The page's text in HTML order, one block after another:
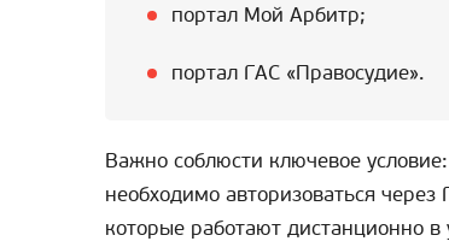
портал Мой Арбитр;
портал ГАС «Правосудие».
Важно соблюсти ключевое
необходимо авторизоваться
которые работают дистанционно